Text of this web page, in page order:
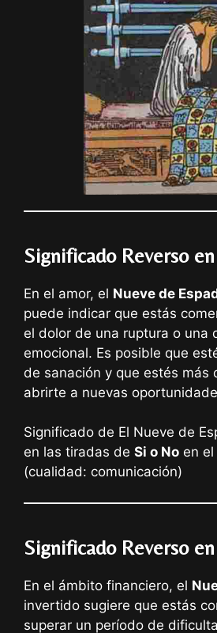
Significado Reverso
En el amor, el Nueve de
puede indicar que estás
el dolor de una ruptura o una
emocional. Es posible que
de sanación y que estés más
abrirte a nuevas
Significado de El Nueve de
en las tiradas de Si o No en
(cualidad: comunicación)
Significado Reverso
En el ámbito financiero, el
invertido sugiere que estás
superar un período de